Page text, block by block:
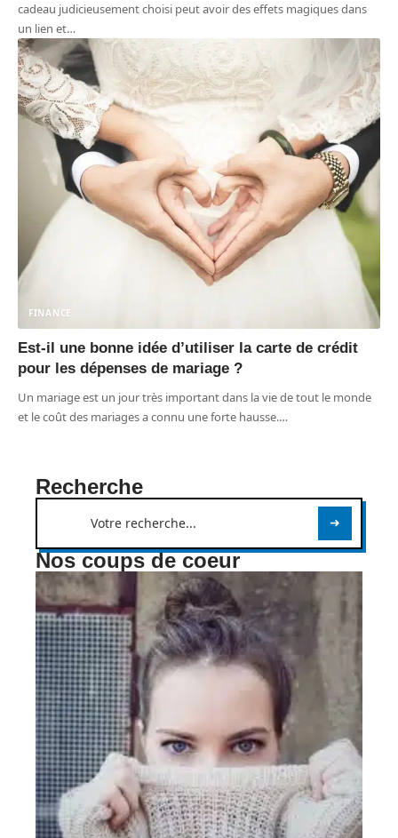
cadeau judicieusement choisi peut avoir des effets magiques dans
un lien et…
FINANCE
Est-il une bonne idée d’utiliser la carte de crédit
pour les dépenses de mariage ?
Un mariage est un jour très important dans la vie de tout le monde
et le coût des mariages a connu une forte hausse.…
Recherche
Nos coups de coeur